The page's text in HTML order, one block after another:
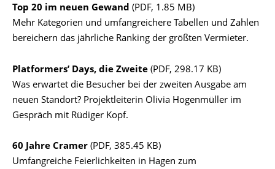
Top 20 im neuen Gewand (PDF, 1.85 MB)
Mehr Kategorien und umfangreichere Tabellen und Zahlen
bereichern das jährliche Ranking der größten Vermieter.
Platformers’ Days, die Zweite (PDF, 298.17 KB)
Was erwartet die Besucher bei der zweiten Ausgabe am
neuen Standort? Projektleiterin Olivia Hogenmüller im
Gespräch mit Rüdiger Kopf.
60 Jahre Cramer (PDF, 385.45 KB)
Umfangreiche Feierlichkeiten in Hagen zum